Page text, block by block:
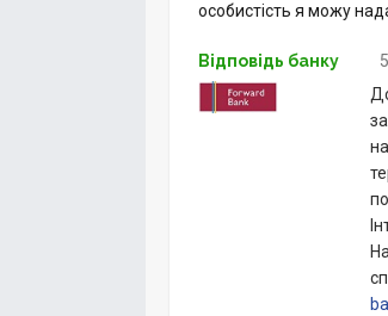
особистість я можу
Відповідь банку